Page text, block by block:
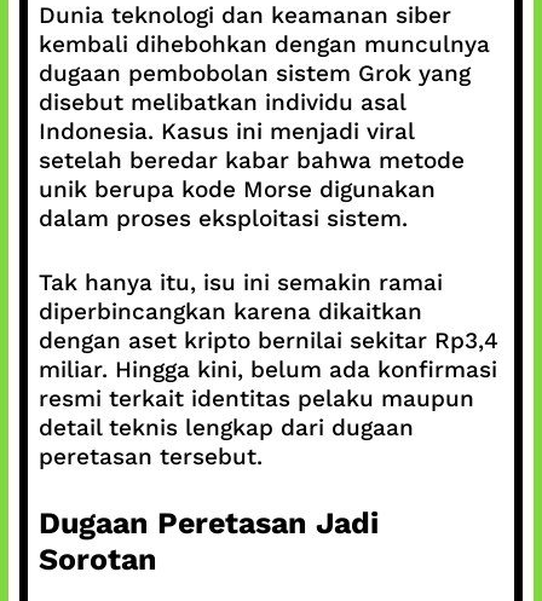
Dunia teknologi dan keamanan siber
kembali dihebohkan dengan munculnya
dugaan pembobolan sistem Grok yang
disebut melibatkan individu asal
Indonesia. Kasus ini menjadi viral
setelah beredar kabar bahwa metode
unik berupa kode Morse digunakan
dalam proses eksploitasi sistem.
Tak hanya itu, isu ini semakin ramai
diperbincangkan karena dikaitkan
dengan aset kripto bernilai sekitar Rp3,4
miliar. Hingga kini, belum ada konfirmasi
resmi terkait identitas pelaku maupun
detail teknis lengkap dari dugaan
peretasan tersebut.
Dugaan Peretasan Jadi
Sorotan